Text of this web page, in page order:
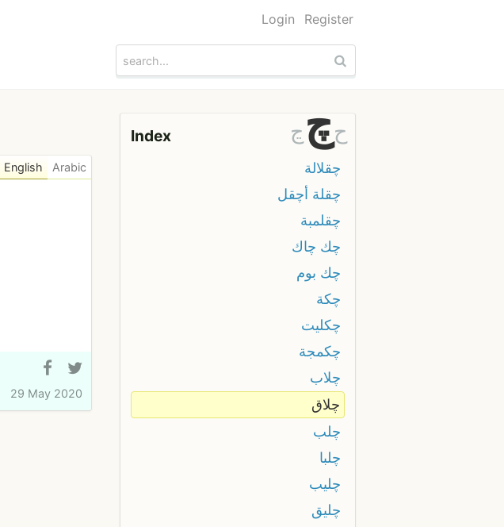
Login Register
English Arabic
29 May 2020
Index ڃ چح
چقلالة
چقلة أچقل
چقلمبة
چك چاك
چك بوم
چكة
چكليت
چكمجة
چلاب
چلاق
چلب
چلبا
چليب
چليق